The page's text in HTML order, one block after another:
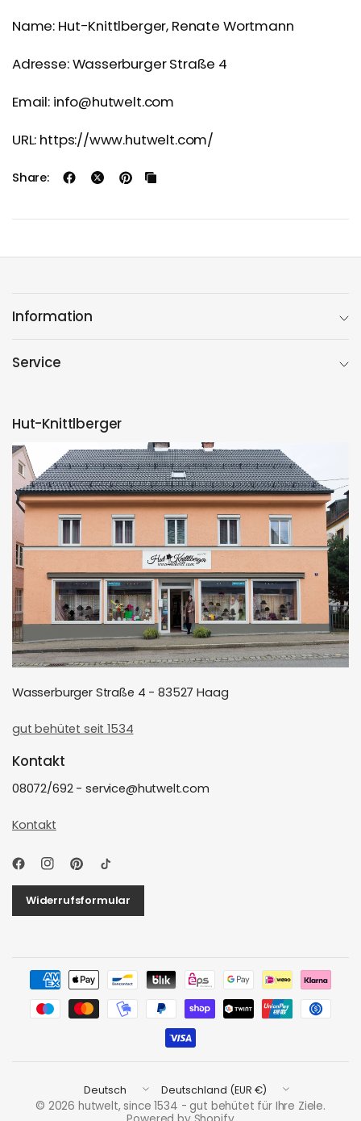
Name: Hut-Knittlberger, Renate Wortmann
Adresse: Wasserburger Straße 4
Email: info@hutwelt.com
URL: https://www.hutwelt.com/
Share:
Information
Service
Hut-Knittlberger
Wasserburger Straße 4 - 83527 Haag
gut behütet seit 1534
Kontakt
08072/692 - service@hutwelt.com
Kontakt
Widerrufsformular
Land/Region
aktualisieren
Land/Region
aktualisieren
© 2026 hutwelt, since 1534 - gut behütet für Ihre Ziele.